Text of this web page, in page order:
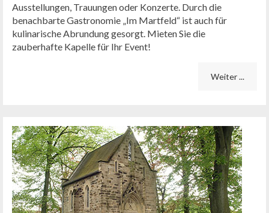
Ausstellungen, Trauungen oder Konzerte. Durch die
benachbarte Gastronomie „Im Martfeld“ ist auch für
kulinarische Abrundung gesorgt. Mieten Sie die
zauberhafte Kapelle für Ihr Event!
Weiter ...